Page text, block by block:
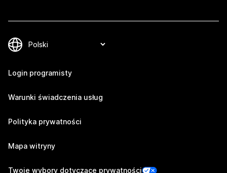
Login programisty
Warunki świadczenia usług
Polityka prywatności
Mapa witryny
Twoje wybory dotyczące prywatności